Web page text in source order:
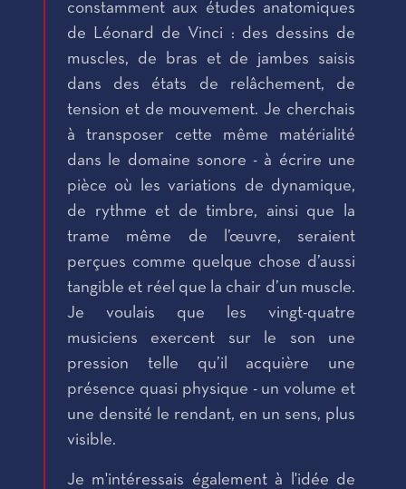
constamment aux études anatomiques
de Léonard de Vinci : des dessins de
muscles, de bras et de jambes saisis
dans des états de relâchement, de
tension et de mouvement. Je cherchais
à transposer cette même matérialité
dans le domaine sonore - à écrire une
pièce où les variations de dynamique,
de rythme et de timbre, ainsi que la
trame même de l’œuvre, seraient
perçues comme quelque chose d’aussi
tangible et réel que la chair d’un muscle.
Je voulais que les vingt-quatre
musiciens exercent sur le son une
pression telle qu’il acquière une
présence quasi physique - un volume et
une densité le rendant, en un sens, plus
visible.
Je m'intéressais également à l'idée de